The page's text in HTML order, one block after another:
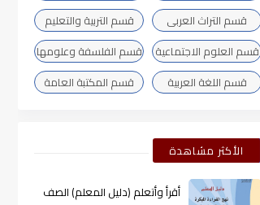
قسم التراث العربى
قسم التربية والتعليم
قسم العلوم الاجتماعية
قسم الفلسفة وعلومها
قسم اللغة العربية
قسم المكتبة العامة
الأكثر مشاهدة
أقرأ وأتعلم (دليل المعلم) الصف